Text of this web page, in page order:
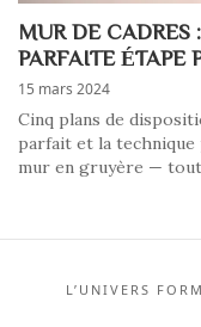
MUR DE CADRES
PARFAITE ÉTAPE
15 mars 2024
Cinq plans de
parfait et la
mur en gruyère —
L’UNIVERS